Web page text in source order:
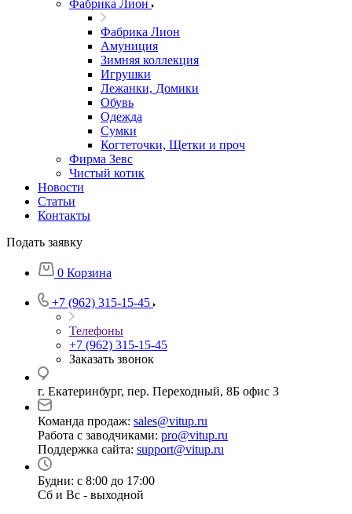
Фабрика Лион
Фабрика Лион
Амуниция
Зимняя коллекция
Игрушки
Лежанки, Домики
Обувь
Одежда
Сумки
Когтеточки, Щетки и проч
Фирма Зевс
Чистый котик
Новости
Статьи
Контакты
Подать заявку
0 Корзина
+7 (962) 315-15-45
Телефоны
+7 (962) 315-15-45
Заказать звонок
г. Екатеринбург, пер. Переходный, 8Б офис 3
Команда продаж: sales@vitup.ru
Работа с заводчиками: pro@vitup.ru
Поддержка сайта: support@vitup.ru
Будни: с 8:00 до 17:00
Сб и Вс - выходной